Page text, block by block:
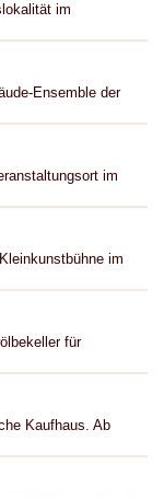
im
Ensemble der
im
im
für
Kaufhaus. Ab